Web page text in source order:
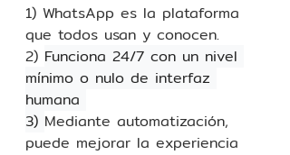
1) WhatsApp es la plataforma
que todos usan y conocen.
2) Funciona 24/7 con un nivel
mínimo o nulo de interfaz
humana
3) Mediante automatización,
puede mejorar la experiencia